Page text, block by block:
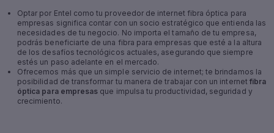
Optar por Entel como tu proveedor de internet fibra óptica para
empresas significa contar con un socio estratégico que entienda las
necesidades de tu negocio. No importa el tamaño de tu empresa,
podrás beneficiarte de una fibra para empresas que esté a la altura
de los desafíos tecnológicos actuales, asegurando que siempre
estés un paso adelante en el mercado.
Ofrecemos más que un simple servicio de internet; te brindamos la
posibilidad de transformar tu manera de trabajar con un internet fibra
óptica para empresas que impulsa tu productividad, seguridad y
crecimiento.